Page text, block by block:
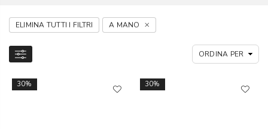
ELIMINA TUTTI I FILTRI A MANO
30% 30%